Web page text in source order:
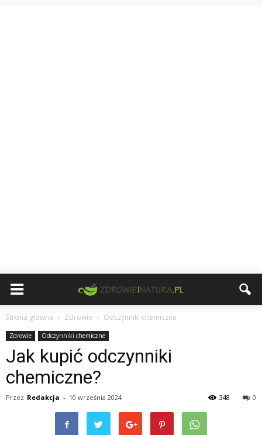
Strona główna Zdrowie Odczynniki chemiczne
Zdrowie Odczynniki chemiczne
Jak kupić odczynniki
chemiczne?
Przez Redakcja - 10 września 2024 0
348